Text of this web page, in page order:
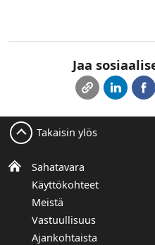
Jaa
Sahatavara
Käyttökohteet
Meistä
Vastuullisuus
Ajankohtaista
Takaisin ylös